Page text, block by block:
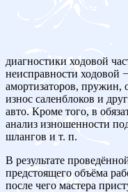
диагностики ходовой
неисправности ходовой
амортизаторов,
износ саленблоков и
авто. Кроме того, в
анализ изношенности
шлангов и т. п.
В результате
предстоящего объёма
после чего мастера